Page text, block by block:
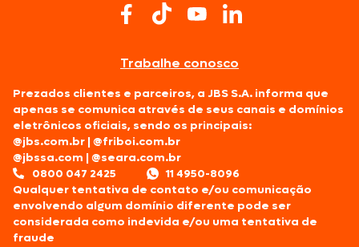
Trabalhe conosco
Prezados clientes e parceiros, a JBS S.A. informa que
apenas se comunica através de seus canais e domínios
eletrônicos oficiais, sendo os principais:
@jbs.com.br |@friboi.com.br
@jbssa.com |@seara.com.br
0800 047 2425
11 4950-8096
Qualquer tentativa de contato e/ou comunicação
envolvendo algum domínio diferente pode ser
considerada como indevida e/ou uma tentativa de
fraude